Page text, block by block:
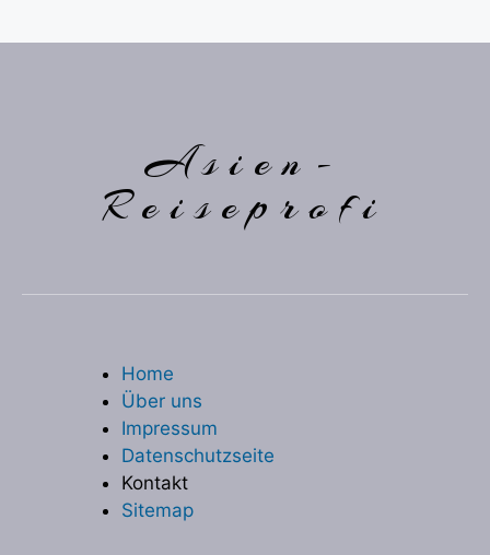
Asien-
Reiseprofi
Home
Über uns
Impressum
Datenschutzseite
Kontakt
Sitemap